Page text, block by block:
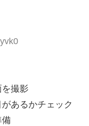
撮影
あるかチェック
備